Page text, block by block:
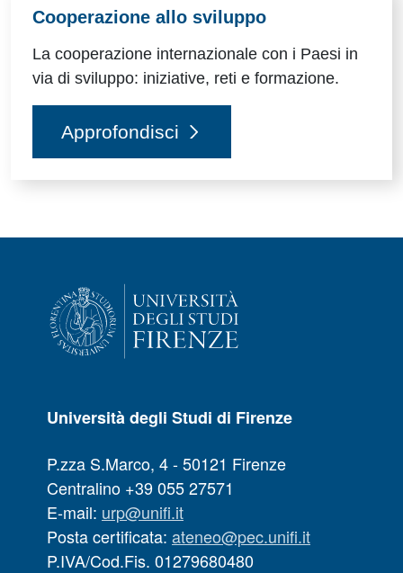
Cooperazione allo sviluppo
La cooperazione internazionale con i Paesi in
via di sviluppo: iniziative, reti e formazione.
Approfondisci
Università degli Studi di Firenze
P.zza S.Marco, 4 - 50121 Firenze
Centralino +39 055 27571
E-mail: urp@unifi.it
Posta certificata: ateneo@pec.unifi.it
P.IVA/Cod.Fis. 01279680480